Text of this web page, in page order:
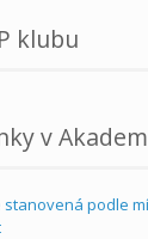
klubu
v
podle